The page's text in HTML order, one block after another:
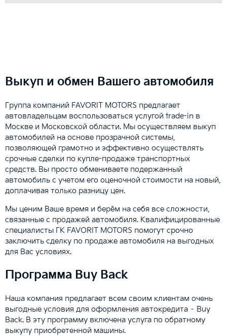
Выкуп и обмен Вашего автомобиля
Группа компаний FAVORIT MOTORS предлагает
автовладельцам воспользоваться услугой trade-in в
Москве и Московской области. Мы осуществляем выкуп
автомобилей на основе прозрачной системы,
позволяющей грамотно и эффективно осуществлять
срочные сделки по купле-продаже транспортных
средств. Вы просто обмениваете подержанный
автомобиль с учетом его оценочной стоимости на новый,
доплачивая только разницу цен.
Мы ценим Ваше время и берём на себя все сложности,
связанные с продажей автомобиля. Квалифицированные
специалисты ГК FAVORIT MOTORS помогут срочно
заключить сделку по продаже автомобиля на выгодных
для Вас условиях.
Программа Buy Back
Наша компания предлагает всем своим клиентам очень
выгодные условия для оформления автокредита – Buy
Back. В эту программу включена услуга по обратному
выкупу приобретенной машины.